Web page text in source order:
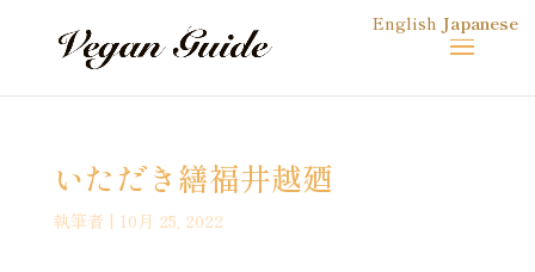
いただき繕福井越廼
執筆者 | 10月 25, 2022
English Japanese